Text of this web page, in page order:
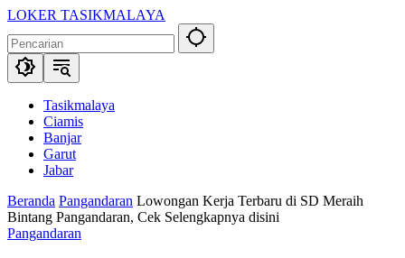
Langsung
konten
LOKER TASIKMALAYA
Lowongan
Kerja
Tasikmalaya
SekitarnaTasikmalaya
Ciamis
Banjar
Garut
Jabar
Beranda Pangandaran Lowongan Kerja Terbaru di SD Meraih
Bintang Pangandaran, Cek Selengkapnya disini
Pangandaran